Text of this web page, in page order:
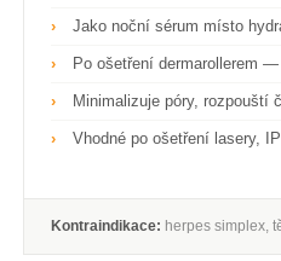
Jako noční sérum místo
Po ošetření dermarollerem
Minimalizuje póry, rozpouští
Vhodné po ošetření lasery,
Kontraindikace: herpes simplex,